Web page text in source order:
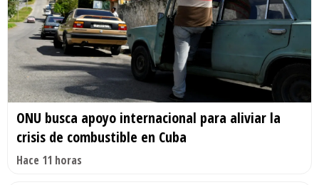
ONU busca apoyo internacional para aliviar la
crisis de combustible en Cuba
Hace 11 horas